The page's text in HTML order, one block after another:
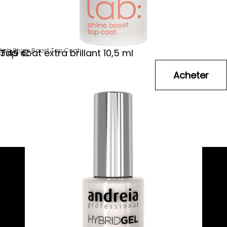
Lab Shine Boost Top Coat
Top coat extra brillant 10,5 ml
3.49 €